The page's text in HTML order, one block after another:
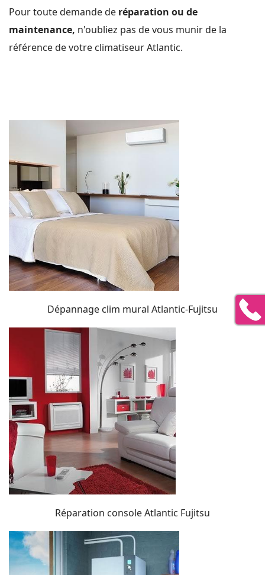
Pour toute demande de réparation ou de
maintenance, n'oubliez pas de vous munir de la
référence de votre climatiseur Atlantic.
Dépannage clim mural Atlantic-Fujitsu
Réparation console Atlantic Fujitsu